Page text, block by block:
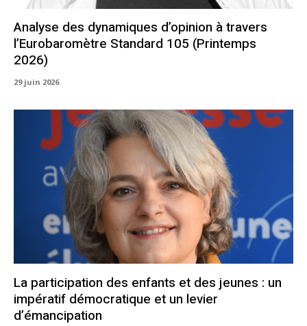
Analyse des dynamiques d’opinion à travers
l’Eurobaromètre Standard 105 (Printemps
2026)
29 juin 2026
La participation des enfants et des jeunes : un
impératif démocratique et un levier
d’émancipation